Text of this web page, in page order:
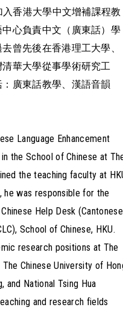
香港大學中文增補課程教
心負責中文（廣東話）學
曾先後在香港理工大學、
華大學從事學術研究工
廣東話教學、漢語音韻
Language Enhancement
the School of Chinese at
the teaching faculty at
was responsible for the
Help Desk
School of Chinese, HKU.
research positions at The
Chinese University of
and National Tsing Hua
and research fields